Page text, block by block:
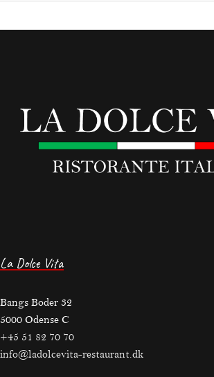
La Dolce Vita
Bangs Boder 32
5000 Odense C
+45 51 82 70 70
info@ladolcevita-restaurant.dk